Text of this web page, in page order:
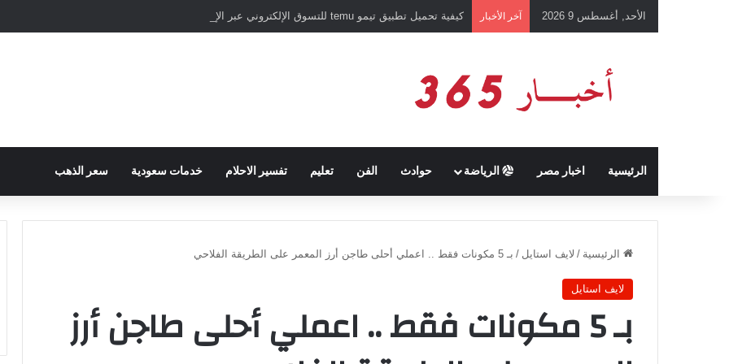
الأحد, أغسطس 9 2026 آخر الأخبار كيفية تحميل تطبيق تيمو temu للتسوق الإلكتروني عبر الإنترنت
الرئيسية اخبار مصر الرياضة حوادث الفن تعليم تفسير الاحلام خدمات سعودية سعر الذهب
الرئيسية / لايف استايل / بـ 5 مكونات فقط .. اعملي أحلى طاجن أرز المعمر على الطريقة الفلاحي
لايف استايل
بـ 5 مكونات فقط .. اعملي أحلى طاجن أرز